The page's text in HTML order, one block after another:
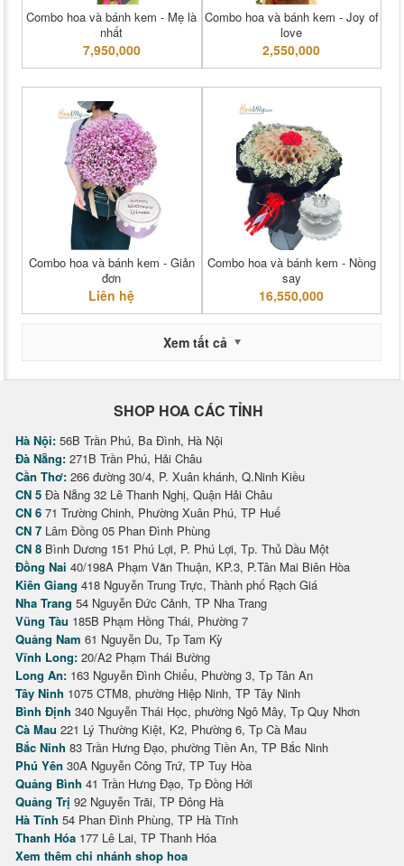
Combo hoa và bánh kem - Mẹ là
nhất
7,950,000
Combo hoa và bánh kem - Joy of
love
2,550,000
Combo hoa và bánh kem - Giản
đơn
Liên hệ
Combo hoa và bánh kem - Nồng
say
16,550,000
Xem tất cả
SHOP HOA CÁC TỈNH
Hà Nội: 56B Trần Phú, Ba Đình, Hà Nội
Đà Nẵng: 271B Trần Phú, Hải Châu
Cần Thơ: 266 đường 30/4, P. Xuân khánh, Q.Ninh Kiều
CN 5 Đà Nẵng 32 Lê Thanh Nghị, Quận Hải Châu
CN 6 71 Trường Chinh, Phường Xuân Phú, TP Huế
CN 7 Lâm Đồng 05 Phan Đình Phùng
CN 8 Bình Dương 151 Phú Lợi, P. Phú Lợi, Tp. Thủ Dầu Một
Đồng Nai 40/198A Phạm Văn Thuận, KP.3, P.Tân Mai Biên Hòa
Kiên Giang 418 Nguyễn Trung Trực, Thành phố Rạch Giá
Nha Trang 54 Nguyễn Đức Cảnh, TP Nha Trang
Vũng Tàu 185B Phạm Hồng Thái, Phường 7
Quảng Nam 61 Nguyễn Du, Tp Tam Kỳ
Vĩnh Long: 20/A2 Phạm Thái Bường
Long An: 163 Nguyễn Đình Chiểu, Phường 3, Tp Tân An
Tây Ninh 1075 CTM8, phường Hiệp Ninh, TP Tây Ninh
Bình Định 340 Nguyễn Thái Học, phường Ngô Mây, Tp Quy Nhơn
Cà Mau 221 Lý Thường Kiệt, K2, Phường 6, Tp Cà Mau
Bắc Ninh 83 Trần Hưng Đạo, phường Tiền An, TP Bắc Ninh
Phú Yên 30A Nguyễn Công Trứ, TP Tuy Hòa
Quảng Bình 41 Trần Hưng Đạo, Tp Đồng Hới
Quảng Trị 92 Nguyễn Trãi, TP Đông Hà
Hà Tĩnh 54 Phan Đình Phùng, TP Hà Tĩnh
Thanh Hóa 177 Lê Lai, TP Thanh Hóa
Xem thêm chi nhánh shop hoa